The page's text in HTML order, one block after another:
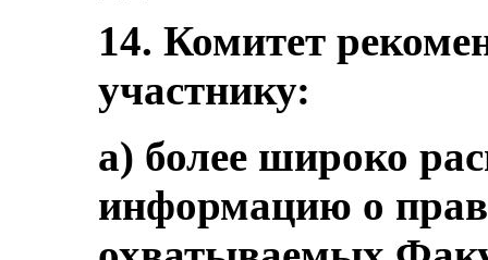
14. Комитет
участнику:
а) более широко
информацию о